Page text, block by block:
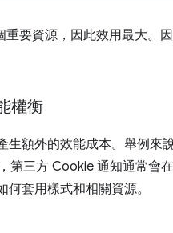
要資源，因此效用最大。
權衡
額外的效能成本。舉例來
第三方 Cookie 通知通常會
套用樣式和相關資源。